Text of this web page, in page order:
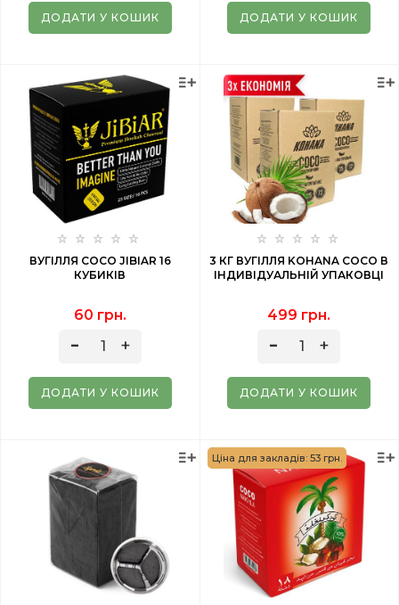
ДОДАТИ У КОШИК ДОДАТИ У КОШИК
ВУГІЛЛЯ COCO JIBIAR 16
КУБИКІВ
60 грн.
ДОДАТИ У КОШИК
3 КГ ВУГІЛЛЯ KOHANA COCO В
ІНДИВІДУАЛЬНІЙ УПАКОВЦІ
499 грн.
ДОДАТИ У КОШИК
Ціна для закладів: 53 грн.